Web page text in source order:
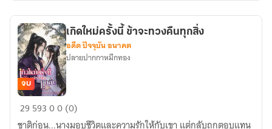
หลวง
เกิด
ใหม่
จบ
เกิดใหม่ครั้งนี้ ข้าจะทวงคืนทุกสิ่ง
อดีต ปัจจุบัน อนาคต
ปลายปากกาหมึกทอง
29 59300 (0)
ชาติก่อน...นางมอบชีวิตและความรักให้กับเขา แต่กลับถูกตอบแทน